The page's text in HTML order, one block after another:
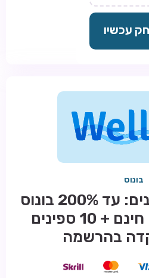
עכשיו
בונוס
חבילת קבלת פנים: עד 200% בונוס
+ 100 ספינים חינם + 10 ספינים
בהרשמה